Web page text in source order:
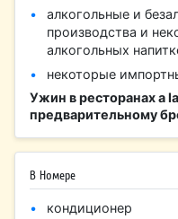
алкогольные и
производства и
алкогольных
некоторые
Ужин в ресторанах a
предварительному
В Номере
кондиционер